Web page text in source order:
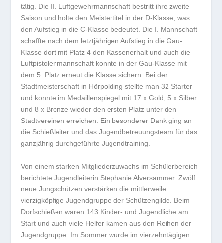
tätig. Die II. Luftgewehrmannschaft bestritt ihre zweite
Saison und holte den Meistertitel in der D-Klasse, was
den Aufstieg in die C-Klasse bedeutet. Die I. Mannschaft
schaffte nach dem letztjährigen Aufstieg in die Gau-
Klasse dort mit Platz 4 den Kassenerhalt und auch die
Luftpistolenmannschaft konnte in der Gau-Klasse mit
dem 5. Platz erneut die Klasse sichern. Bei der
Stadtmeisterschaft in Hörpolding stellte man 32 Starter
und konnte im Medaillenspiegel mit 17 x Gold, 5 x Silber
und 8 x Bronze wieder den ersten Platz unter den
Stadtvereinen erreichen. Ein besonderer Dank ging an
die Schießleiter und das Jugendbetreuungsteam für das
ganzjährig durchgeführte Jugendtraining.
Von einem starken Mitgliederzuwachs im Schülerbereich
berichtete Jugendleiterin Stephanie Alversammer. Zwölf
neue Jungschützen verstärken die mittlerweile
vierzigköpfige Jugendgruppe der Schützengilde. Beim
Dorfschießen waren 143 Kinder- und Jugendliche am
Start und auch viele Helfer kamen aus den Reihen der
Jugendgruppe. Im Sommer wurde im vierzehntägigen